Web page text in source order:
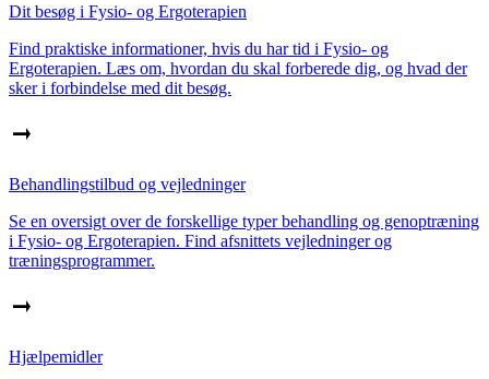
Dit besøg i Fysio- og Ergoterapien
Find praktiske informationer, hvis du har tid i Fysio- og
Ergoterapien. Læs om, hvordan du skal forberede dig, og hvad der
sker i forbindelse med dit besøg.
Behandlingstilbud og vejledninger
Se en oversigt over de forskellige typer behandling og genoptræning
i Fysio- og Ergoterapien. Find afsnittets vejledninger og
træningsprogrammer.
Hjælpemidler